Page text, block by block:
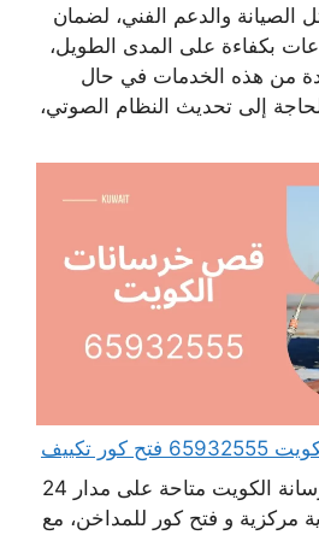
الصيانة والدعم الفني، لضمان
بكفاءة على المدى الطويل،
من هذه الخدمات في حال
إلى تحديث النظام الصوتي،
تكييف
خدمات شركة قص خرسانة الكويت متاحة على مدار 24
مركزية و فتح كور للمداخن، مع